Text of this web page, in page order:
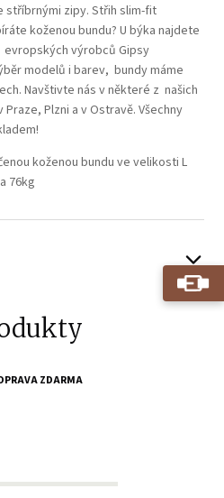
stříbrnými zipy. Střih slim-fit
koženou bundu? U býka najdete
výrobců Gipsy
modelů i barev, bundy máme
Navštivte nás v některé z našich
Plzni a v Ostravě. Všechny
koženou bundu ve velikosti L
76kg
ZDARMA
MMKunro